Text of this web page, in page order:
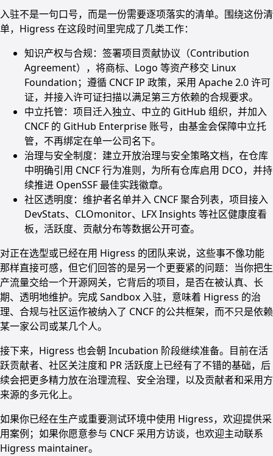
入驻不是一句口号，而是一份需要逐项落实的清单。围绕这份清
单，Higress 在这段时间里完成了几类工作：
知识产权与合规：签署项目贡献协议（Contribution
Agreement），将商标、Logo 等资产移交 Linux
Foundation；遵循 CNCF IP 政策，采用 Apache 2.0 许可
证，并接入许可证扫描以满足第三方依赖的合规要求。
中立托管：项目迁入独立、中立的 GitHub 组织，并加入
CNCF 的 GitHub Enterprise 账号，由基金会保障中立托
管，不再绑定在单一公司名下。
治理与安全制度：建立开放治理与安全策略文档，在仓库
中明确引用 CNCF 行为准则，为所有仓库启用 DCO，并持
续推进 OpenSSF 最佳实践徽章。
社区透明度：维护者名单并入 CNCF 聚合列表，项目接入
DevStats、CLOmonitor、LFX Insights 等社区健康度看
板，活跃度、贡献分布等数据公开可查。
对正在选型或已经在用 Higress 的团队来说，这些事不像功能
那样直接可感，但它们回答的是另一个更要紧的问题：当你把生
产流量交给一个开源网关，它背后的项目，是否在被认真、长
期、透明地维护。完成 Sandbox 入驻，意味着 Higress 的治
理、合规与社区运作被纳入了 CNCF 的公共框架，而不只是依赖
某一家公司或某几个人。
接下来，Higress 也会朝 Incubation 阶段继续准备。目前在活
跃贡献者、社区关注度和 PR 活跃度上已经有了不错的基础，后
续会把更多精力放在治理流程、安全治理，以及贡献者和采用方
来源的多元化上。
如果你已经在生产或重要测试环境中使用 Higress，欢迎提供采
用案例；如果你愿意参与 CNCF 采用方访谈，也欢迎主动联系
Higress maintainer。